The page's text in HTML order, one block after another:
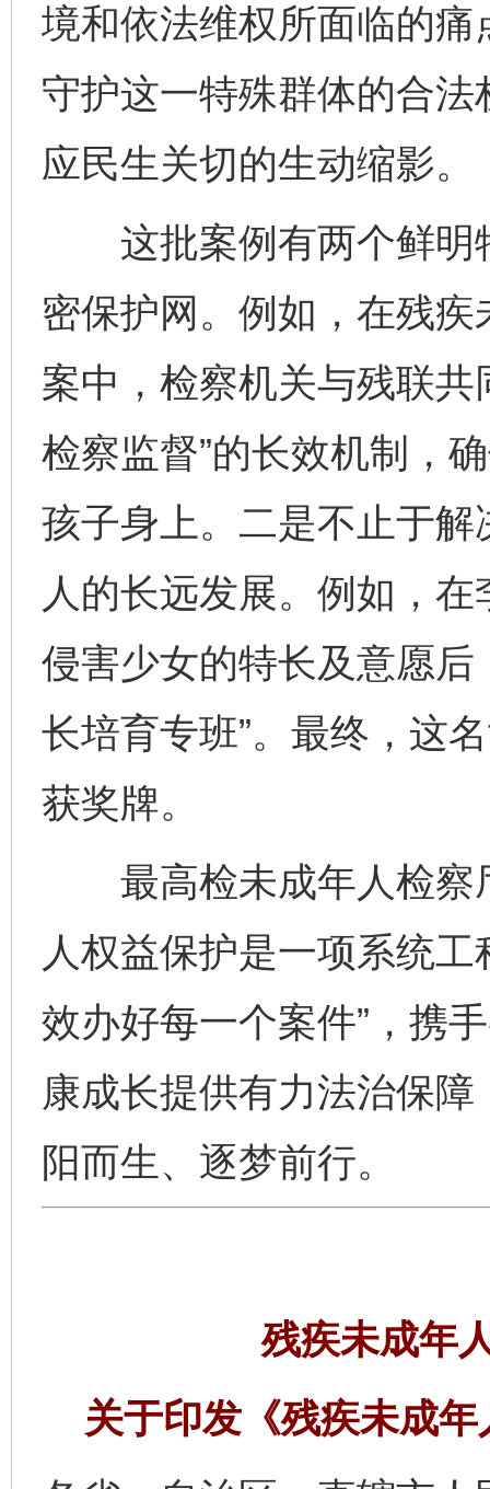
境和依法维权所面临的
守护这一特殊群体的合
应民生关切的生动缩影。
这批案例有两个鲜明
密保护网。例如，在残
案中，检察机关与残联共
检察监督”的长效机制，
孩子身上。二是不止于
人的长远发展。例如，
侵害少女的特长及意愿后
长培育专班”。最终，这
获奖牌。
最高检未成年人检察
人权益保护是一项系统
效办好每一个案件”，携
康成长提供有力法治保障
阳而生、逐梦前行。
残疾未成年
关于印发《残疾未成